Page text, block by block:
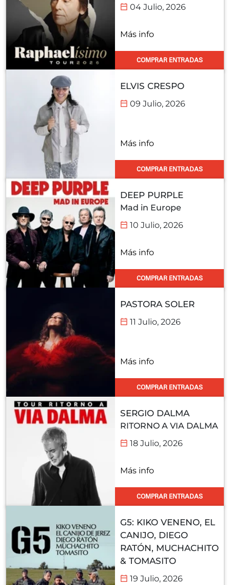
04 Julio, 2026
Más info
COMPRAR ENTRADAS
ELVIS CRESPO
09 Julio, 2026
Más info
COMPRAR ENTRADAS
DEEP PURPLE
Mad in Europe
10 Julio, 2026
Más info
COMPRAR ENTRADAS
PASTORA SOLER
11 Julio, 2026
Más info
COMPRAR ENTRADAS
SERGIO DALMA
RITORNO A VIA DALMA
18 Julio, 2026
Más info
COMPRAR ENTRADAS
G5: KIKO VENENO, EL
CANIJO, DIEGO
RATÓN, MUCHACHITO
& TOMASITO
19 Julio, 2026